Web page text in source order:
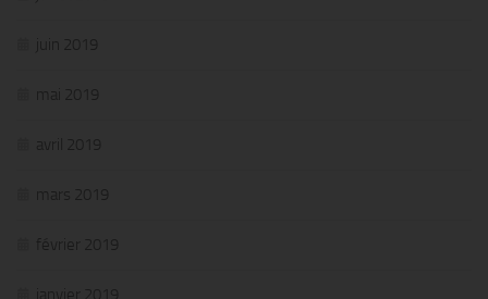
juin 2019
mai 2019
avril 2019
mars 2019
février 2019
janvier 2019